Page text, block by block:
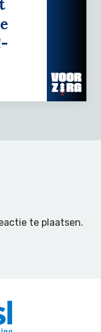
te plaatsen.